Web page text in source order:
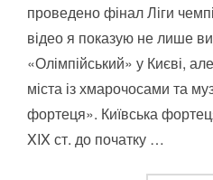
проведено фінал Ліги
відео я показую не лише
«Олімпійський» у Києві,
міста із хмарочосами та
фортеця». Київська
XIX ст. до початку …